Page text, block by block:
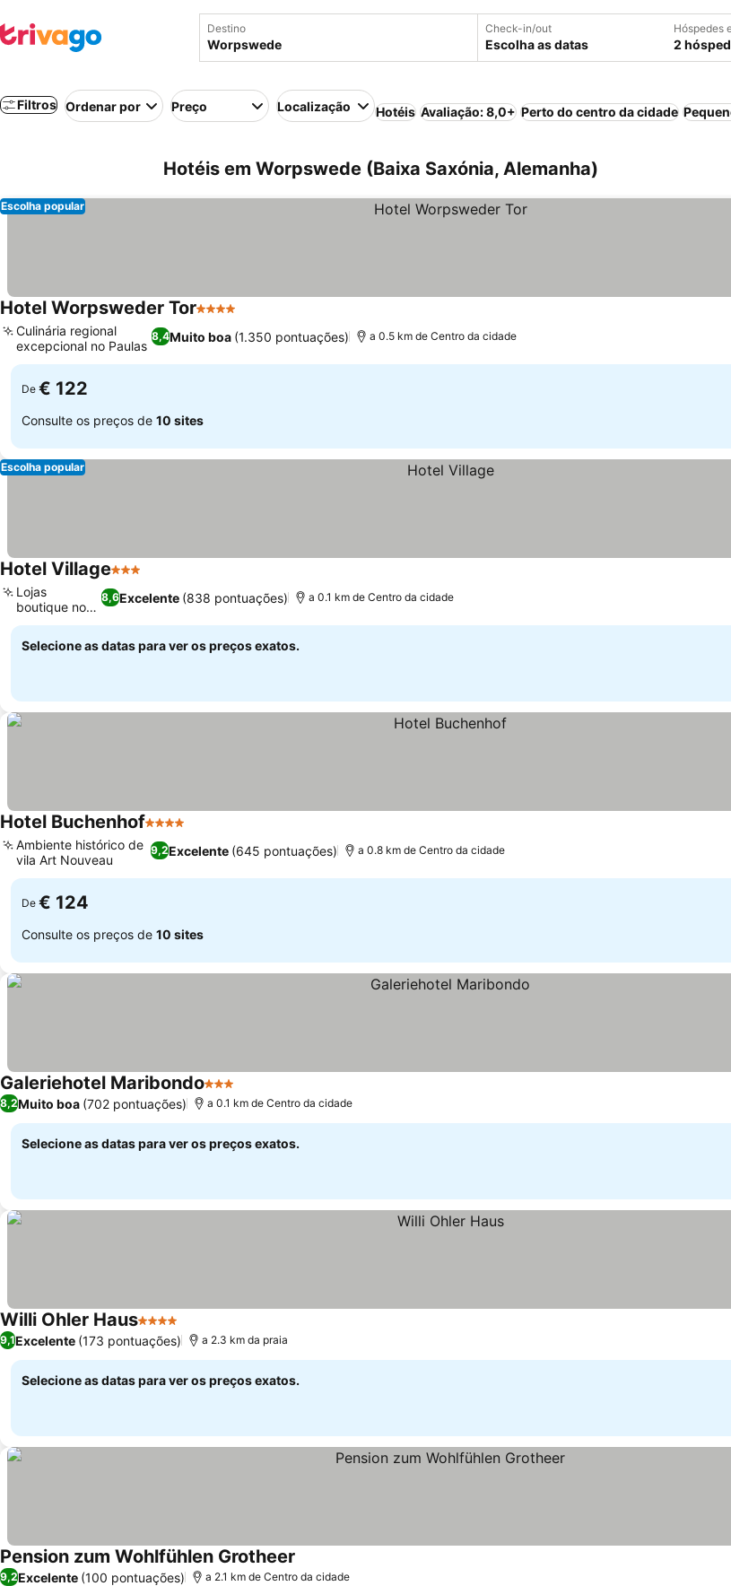
Destino Check-in/out
Escolha as datas
Hóspedes
2
Filtros Ordenar por Preço Localização Hotéis Avaliação: 8,0+ Perto do centro da cidade
Hotéis em Worpswede (Baixa Saxónia, Alemanha)
Escolha popular
Hotel Worpsweder Tor4 Estrelas
8,4Muito boa (1.350 pontuações)
Culinária regional
excepcional no Paulas
a 0.5 km de Centro da cidade
De € 122
Consulte os preços de 10 sites
Escolha popular
Hotel Village3 Estrelas
8,6Excelente (838 pontuações)
Lojas
boutique no
local
a 0.1 km de Centro da cidade
Selecione as datas para ver os preços exatos.
Hotel Buchenhof4 Estrelas
9,2Excelente (645 pontuações)
Ambiente histórico de
vila Art Nouveau
a 0.8 km de Centro da cidade
De € 124
Consulte os preços de 10 sites
Galeriehotel Maribondo3 Estrelas
8,2Muito boa (702 pontuações) a 0.1 km de Centro da cidade
Selecione as datas para ver os preços exatos.
Willi Ohler Haus4 Estrelas
9,1Excelente (173 pontuações) a 2.3 km da praia
Selecione as datas para ver os preços exatos.
Pension zum Wohlfühlen Grotheer
9,2Excelente (100 pontuações) a 2.1 km de Centro da cidade